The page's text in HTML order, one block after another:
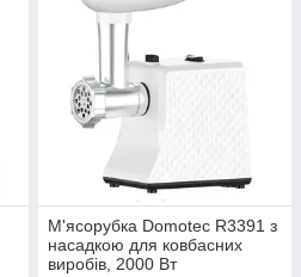
М'ясорубка Domotec R3391 з
насадкою для ковбасних
виробів, 2000 Вт